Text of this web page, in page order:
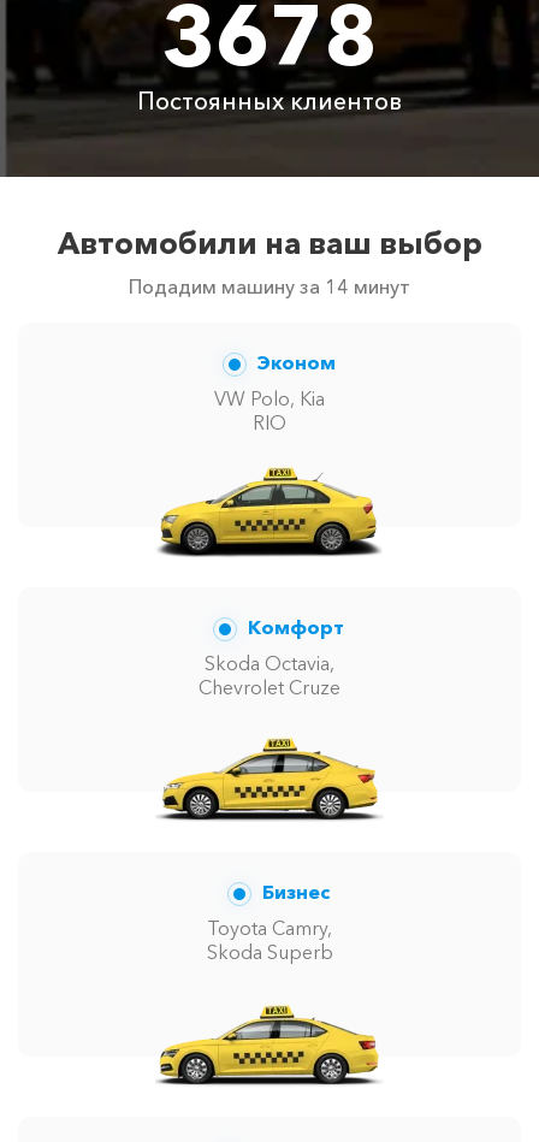
Аренда автомобиля
3800 ₽ 4700 ₽ 6300 ₽
Цены по акции ограничены количеством свободных
автомобилей в г Симферополь. Точную цену вам
3678
Постоянных клиентов
Автомобили на ваш выбор
Подадим машину за 14 минут
Эконом
VW Polo, Kia
RIO
Комфорт
Skoda Octavia,
Chevrolet Cruze
Бизнес
Toyota Camry,
Skoda Superb